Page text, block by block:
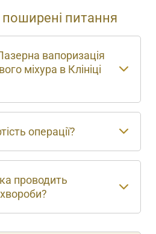
поширені питання
вапоризація
міхура в Клініці
операції?
проводить
хвороби?